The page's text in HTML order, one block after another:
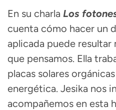
En su charla Los
cuenta cómo hacer un
aplicada puede
que pensamos. Ella
placas solares
energética. Jesika nos
acompañemos en esta